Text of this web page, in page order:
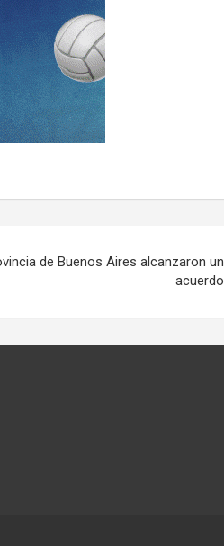
de Buenos Aires alcanzaron un
acuerdo